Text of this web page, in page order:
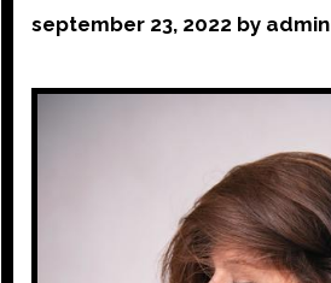
september 23, 2022 by admin